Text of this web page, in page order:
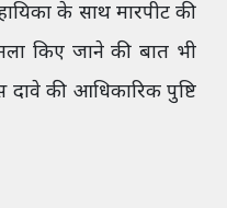
के साथ मारपीट की
किए जाने की बात भी
की आधिकारिक पुष्टि